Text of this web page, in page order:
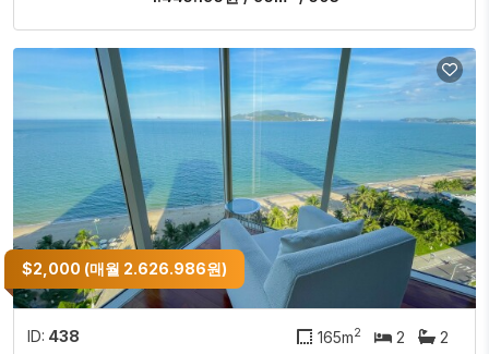
$2,000 (매월 2.626.986원)
ID: 438 165m2 2 2